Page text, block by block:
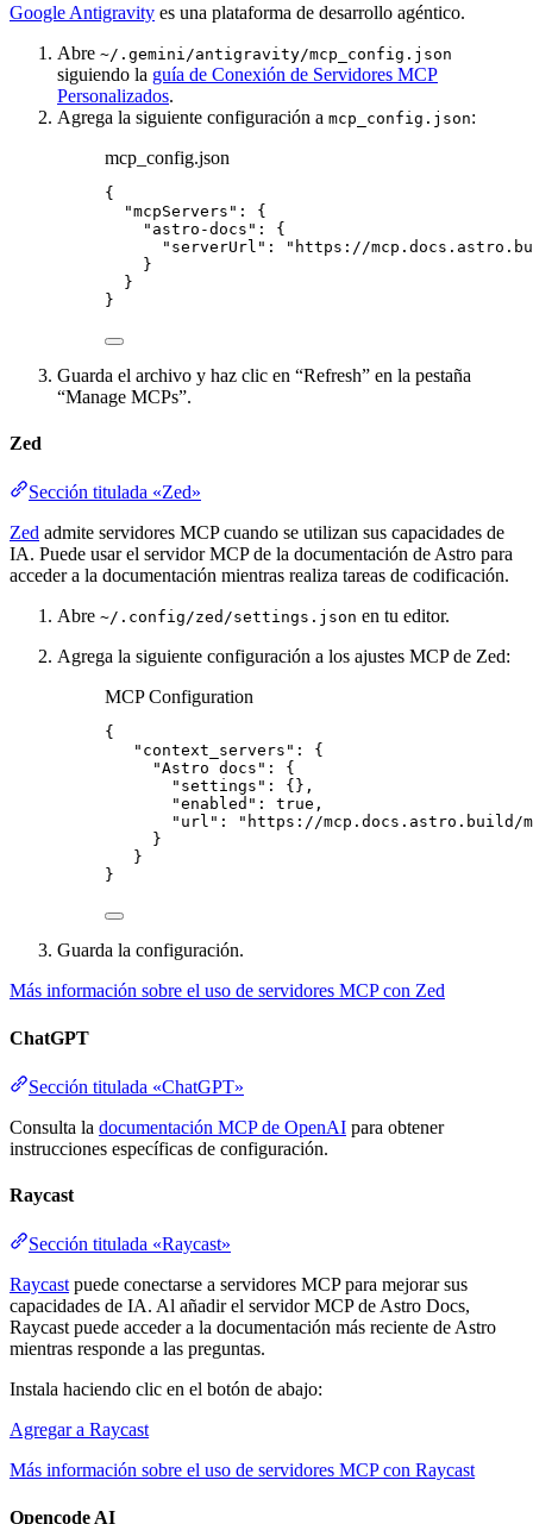
Google Antigravity es una plataforma de desarrollo agéntico.
Abre ~/.gemini/antigravity/mcp_config.json
siguiendo la guía de Conexión de Servidores MCP
Personalizados.
Agrega la siguiente configuración a mcp_config.json:
mcp_config.json
{
"mcpServers" : {
"astro-docs" : {
"serverUrl" : " https://
}
}
}
Guarda el archivo y haz clic en “Refresh” en la pestaña
“Manage MCPs”.
Zed
Sección titulada «Zed»
Zed admite servidores MCP cuando se utilizan sus capacidades de
IA. Puede usar el servidor MCP de la documentación de Astro para
acceder a la documentación mientras realiza tareas de codificación.
Abre ~/.config/zed/settings.json en tu editor.
Agrega la siguiente configuración a los ajustes MCP de Zed:
MCP Configuration
{
"context_servers" : {
"Astro docs" : {
"settings" : {},
"enabled" : true ,
"url" : " https://mcp.docs.astro.build/
}
}
}
Guarda la configuración.
Más información sobre el uso de servidores MCP con Zed
ChatGPT
Sección titulada «ChatGPT»
Consulta la documentación MCP de OpenAI para obtener
instrucciones específicas de configuración.
Raycast
Sección titulada «Raycast»
Raycast puede conectarse a servidores MCP para mejorar sus
capacidades de IA. Al añadir el servidor MCP de Astro Docs,
Raycast puede acceder a la documentación más reciente de Astro
mientras responde a las preguntas.
Instala haciendo clic en el botón de abajo:
Agregar a Raycast
Más información sobre el uso de servidores MCP con Raycast
Opencode AI